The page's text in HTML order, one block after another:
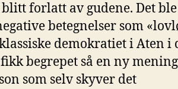
blitt forlatt av gudene. Det
betegnelser som
demokratiet i Aten i
begrepet så en ny
som selv skyver det